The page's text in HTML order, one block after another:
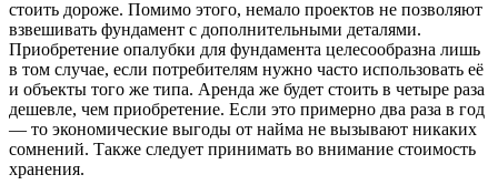
стоить дороже. Помимо этого, немало проектов не позволяют
взвешивать фундамент с дополнительными деталями.
Приобретение опалубки для фундамента целесообразна лишь
в том случае, если потребителям нужно часто использовать её
и объекты того же типа. Аренда же будет стоить в четыре раза
дешевле, чем приобретение. Если это примерно два раза в год
— то экономические выгоды от найма не вызывают никаких
сомнений. Также следует принимать во внимание стоимость
хранения.